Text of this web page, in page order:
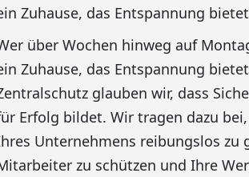
Zuhause, das Entspannung
über Wochen hinweg auf
Zuhause, das Entspannung
glauben wir, dass
Erfolg bildet. Wir tragen dazu
Unternehmens reibungslos zu
zu schützen und Ihre